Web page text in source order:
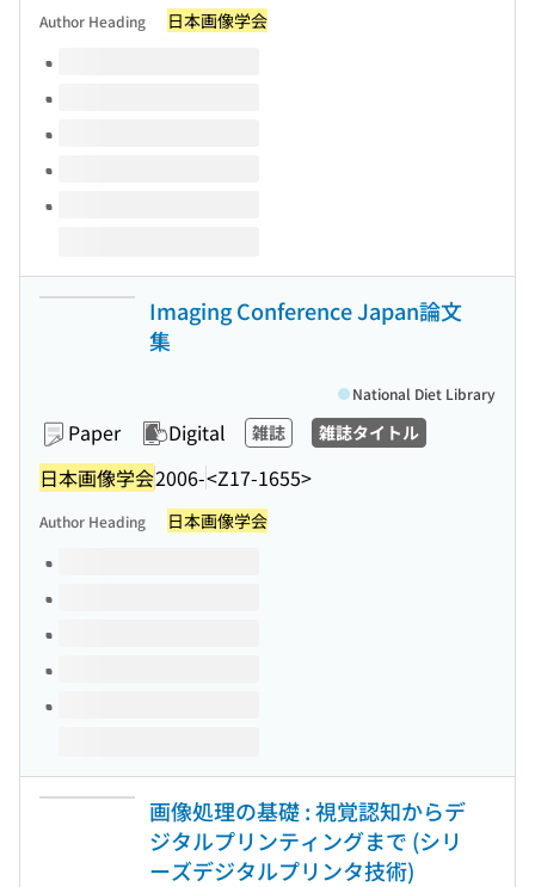
Author Heading 日本画像学会
Volumes of this title
Imaging Conference Japan論文
集
Paper Digital 雑誌 雑誌タイトル
日本画像学会2006-<Z17-1655>
National Diet Library
Author Heading 日本画像学会
Volumes of this title
画像処理の基礎 : 視覚認知からデ
ジタルプリンティングまで (シリ
ーズデジタルプリンタ技術)